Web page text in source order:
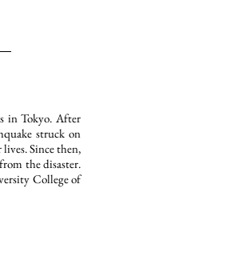
in Tokyo. After
struck on
Since then,
the disaster.
College of